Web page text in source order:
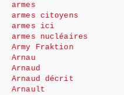
armes
armes citoyens
armes ici
armes nucléaires
Army Fraktion
Arnau
Arnaud
Arnaud décrit
Arnault